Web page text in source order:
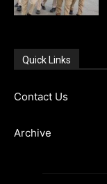
Quick Links
Contact Us
Archive